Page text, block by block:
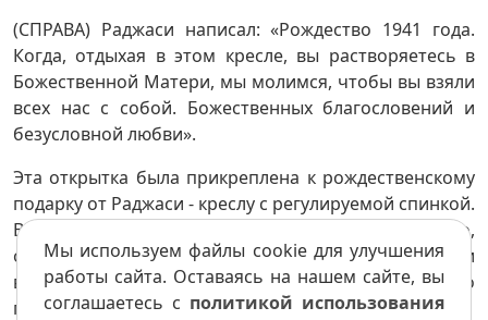
(СПРАВА) Раджаси написал: «Рождество 1941 года.
Когда, отдыхая в этом кресле, вы растворяетесь в
Божественной Матери, мы молимся, чтобы вы взяли
всех нас с собой. Божественных благословений и
безусловной любви».
Эта открытка была прикреплена к рождественскому
подарку от Раджаси - креслу с регулируемой спинкой.
Время от времени Мастер садился в кресло,
окутанный покоем самадхи (сверхсознания). Ученики
вокруг него с благоговением осознавали, что в его
присутствии льется поток благословений.
Мы используем файлы cookie для улучшения
работы сайта. Оставаясь на нашем сайте, вы
соглашаетесь с политикой использования